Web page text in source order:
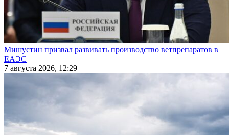
Мишустин призвал развивать производство ветпрепаратов в
ЕАЭС
7 августа 2026, 12:29